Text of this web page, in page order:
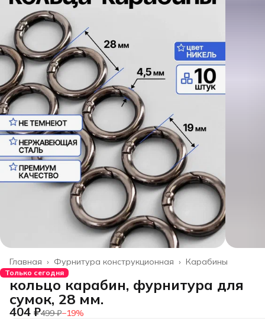
Карабины
Фурнитура конструкционная ›
Главная ›
Только сегодня
кольцо карабин, фурнитура для
сумок, 28 мм.
404 ₽499 ₽−19%